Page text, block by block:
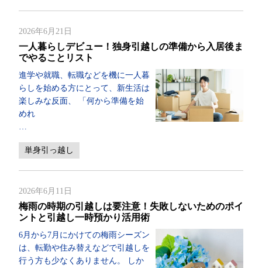
2026年6月21日
一人暮らしデビュー！独身引越しの準備から入居後ま
でやることリスト
進学や就職、転職などを機に一人暮
らしを始める方にとって、新生活は
楽しみな反面、 「何から準備を始
めれ
単身引っ越し
2026年6月11日
梅雨の時期の引越しは要注意！失敗しないためのポイ
ントと引越し一時預かり活用術
6月から7月にかけての梅雨シーズン
は、転勤や住み替えなどで引越しを
行う方も少なくありません。 しか